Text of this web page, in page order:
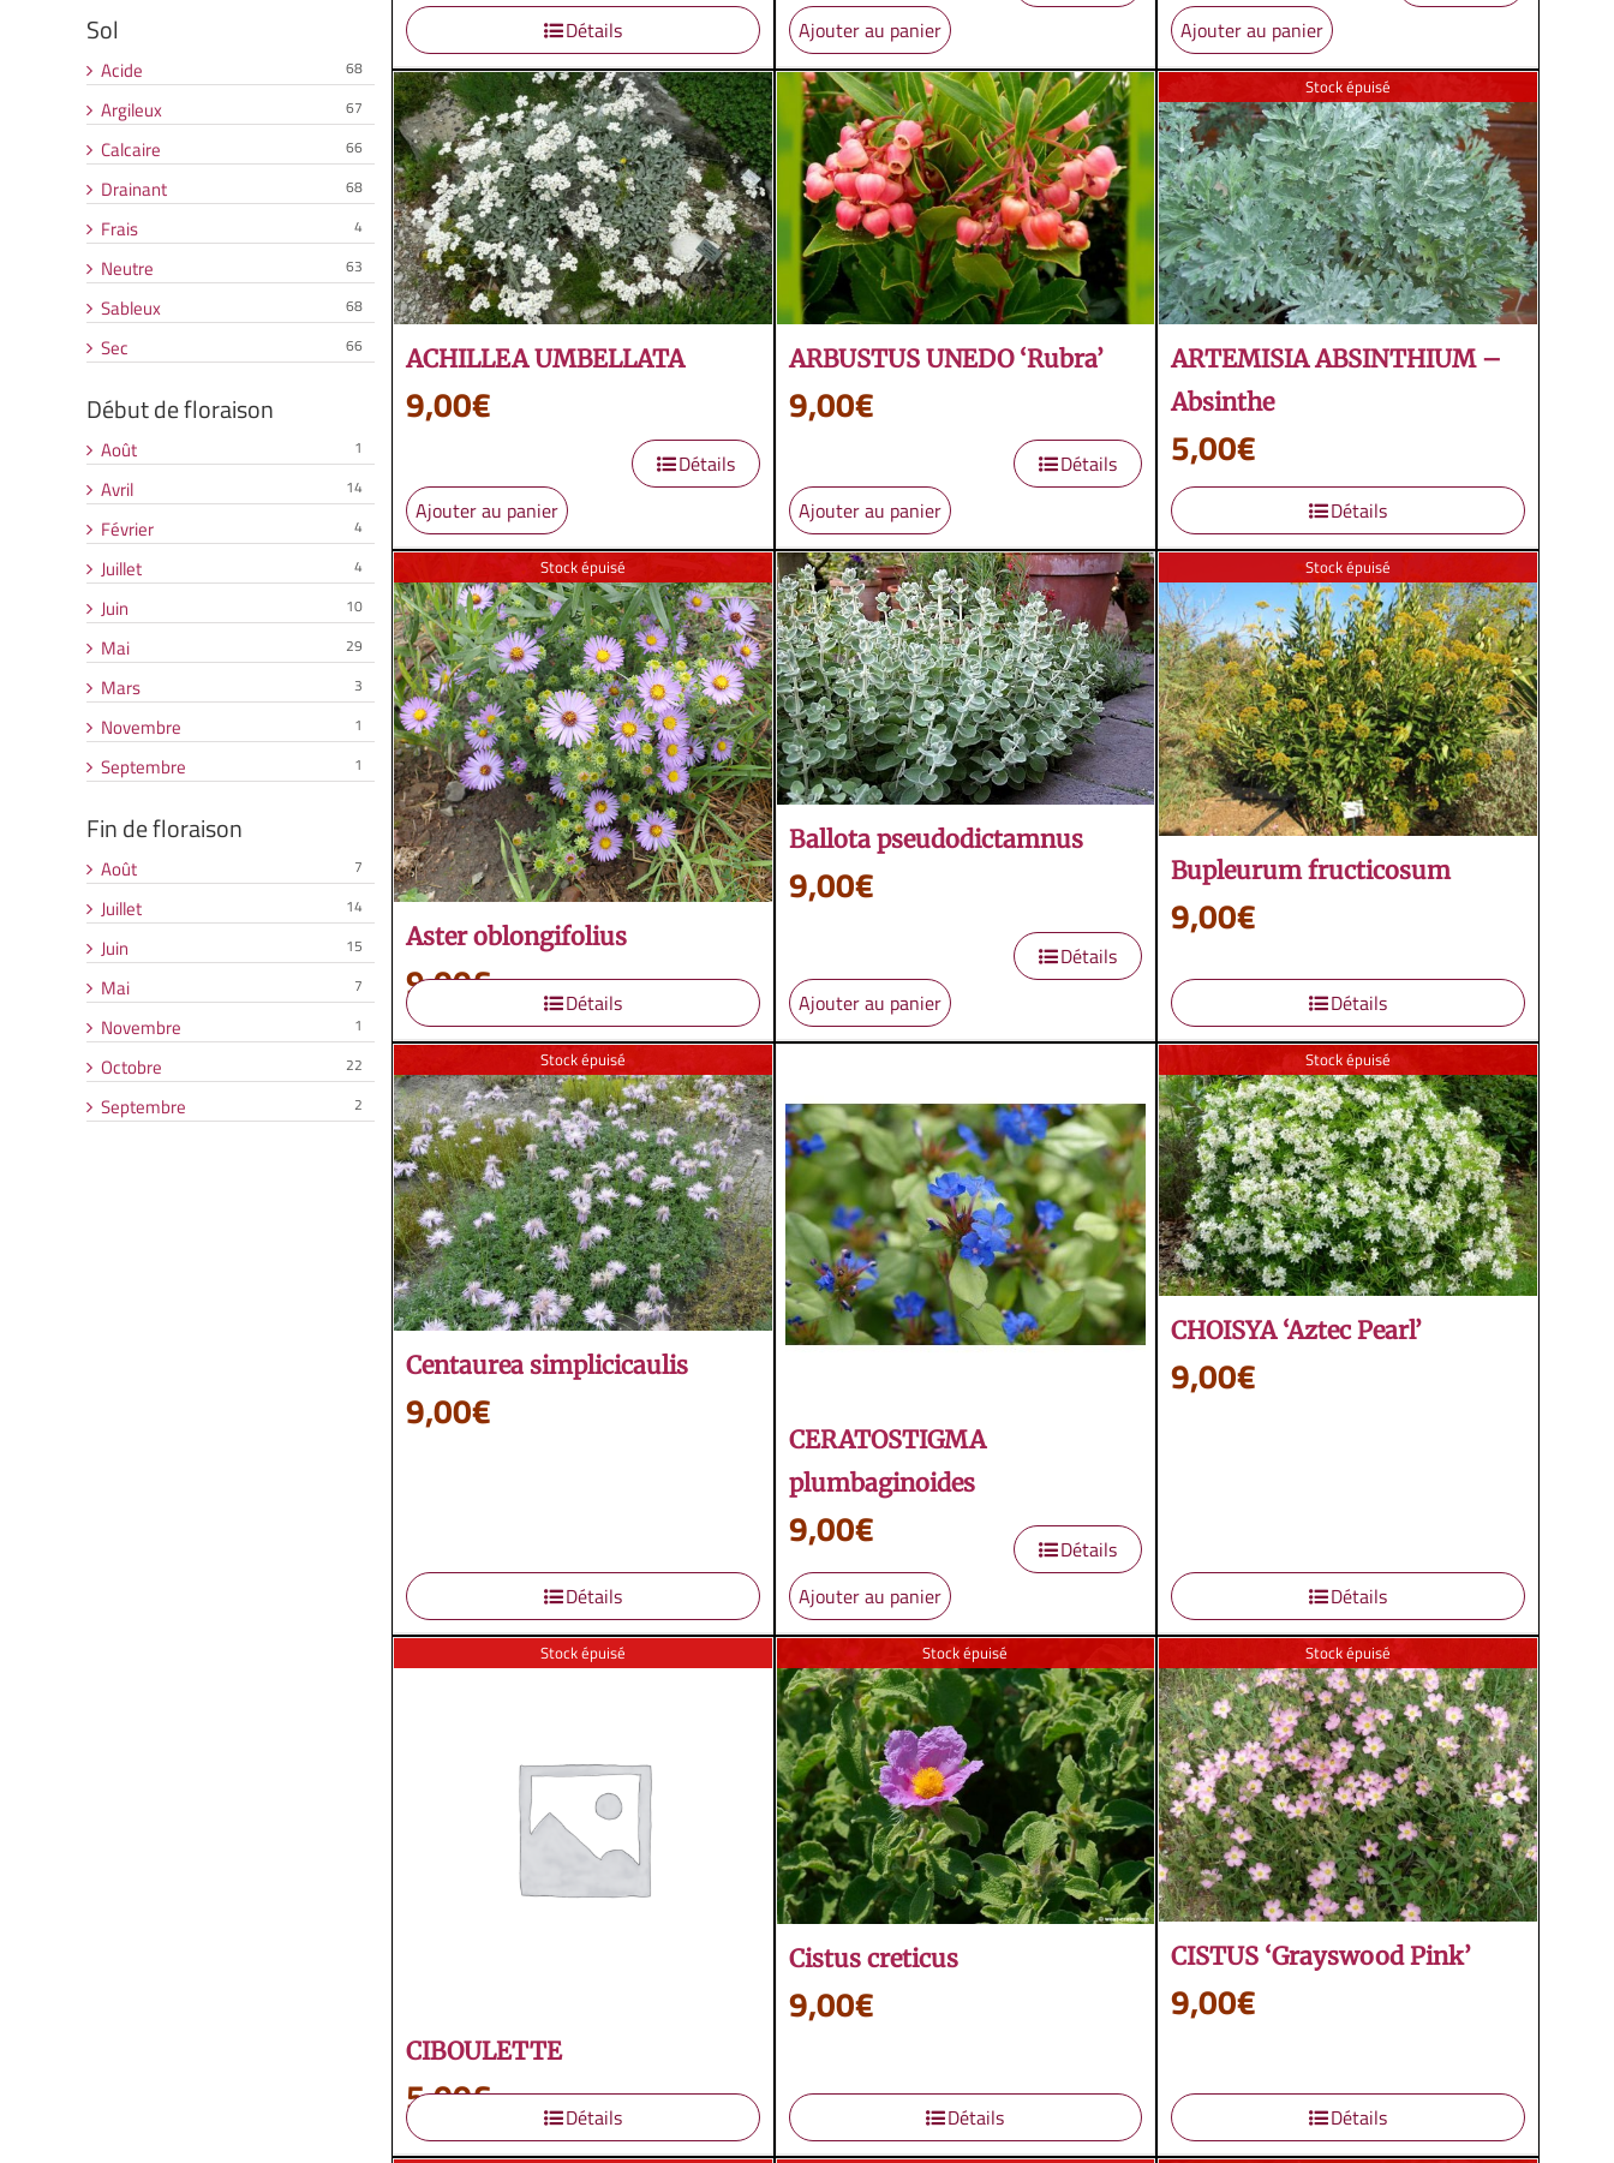
Détails Ajouter au panier Ajouter au panier
ACHILLEA UMBELLATA
9,00€
Ajouter au panier
Détails
ARBUSTUS UNEDO ‘Rubra’
9,00€
Ajouter au panier
Détails
Stock épuisé
ARTEMISIA ABSINTHIUM –
Absinthe
5,00€
Détails
Stock épuisé
Aster oblongifolius
9,00€ Détails
Ballota pseudodictamnus
9,00€
Ajouter au panier
Détails
Stock épuisé
Bupleurum fructicosum
9,00€
Détails
Stock épuisé
Centaurea simplicicaulis
9,00€
Détails
CERATOSTIGMA
plumbaginoides
9,00€
Ajouter au panier
Détails
Stock épuisé
CHOISYA ‘Aztec Pearl’
9,00€
Détails
Stock épuisé
CIBOULETTE
5,00€ Détails
Stock épuisé
Cistus creticus
9,00€
Détails
Stock épuisé
CISTUS ‘Grayswood Pink’
9,00€
Détails
Sol
Acide 68
Argileux 67
Calcaire 66
Drainant 68
Frais 4
Neutre 63
Sableux 68
Sec 66
Début de floraison
Août 1
Avril 14
Février 4
Juillet 4
Juin 10
Mai 29
Mars 3
Novembre 1
Septembre 1
Fin de floraison
Août 7
Juillet 14
Juin 15
Mai 7
Novembre 1
Octobre 22
Septembre 2